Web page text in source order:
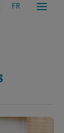
FR